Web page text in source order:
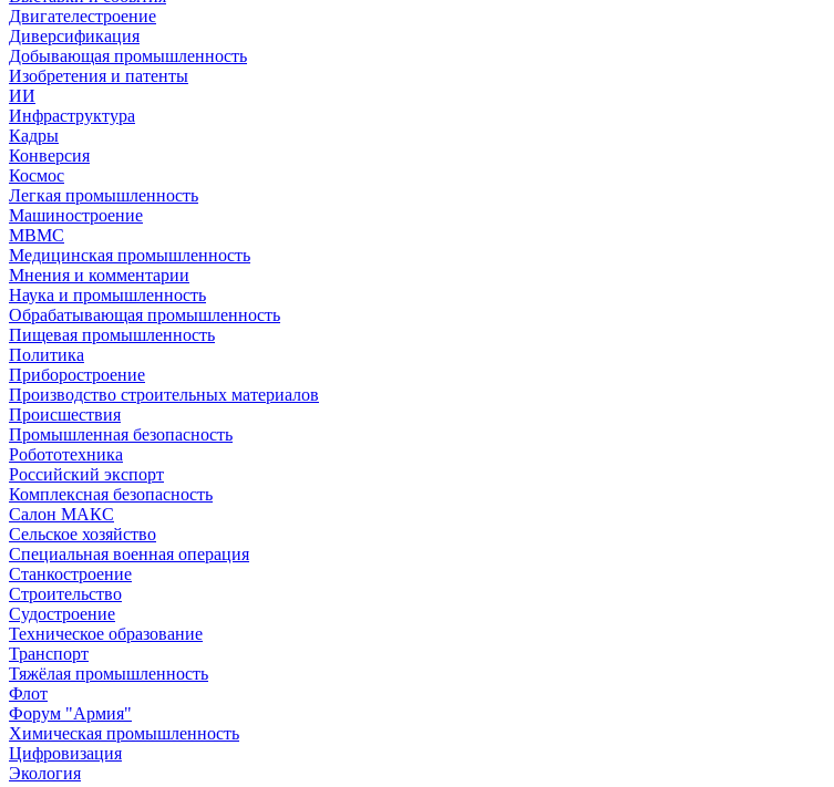
Двигателестроение
Диверсификация
Добывающая промышленность
Изобретения и патенты
ИИ
Инфраструктура
Кадры
Конверсия
Космос
Легкая промышленность
Машиностроение
МВМС
Медицинская промышленность
Мнения и комментарии
Наука и промышленность
Обрабатывающая промышленность
Пищевая промышленность
Политика
Приборостроение
Производство строительных материалов
Происшествия
Промышленная безопасность
Робототехника
Российский экспорт
Комплексная безопасность
Салон МАКС
Сельское хозяйство
Специальная военная операция
Станкостроение
Строительство
Судостроение
Техническое образование
Транспорт
Тяжёлая промышленность
Флот
Форум "Армия"
Химическая промышленность
Цифровизация
Экология